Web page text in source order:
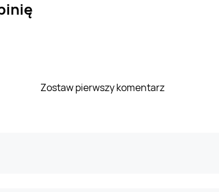
Zostaw pierwszy komentarz